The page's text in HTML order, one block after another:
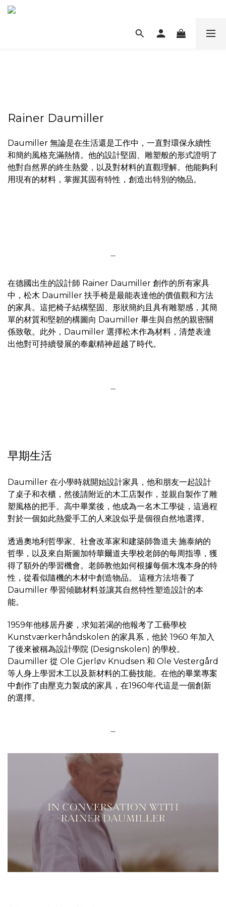
Rainer Daumiller
Daumiller 無論是在生活還是工作中，一直對環保永續性
和簡約風格充滿熱情。他的設計堅固、雕塑般的形式證明了
他對自然界的終生熱愛，以及對材料的直觀理解。他能夠利
用現有的材料，掌握其固有特性，創造出特別的物品。
在德國出生的設計師 Rainer Daumiller 創作的所有家具
中，松木 Daumiller 扶手椅是最能表達他的價值觀和方法
的家具。這把椅子結構堅固、形狀簡約且具有雕塑感，其簡
單的材質和堅韌的構圖向 Daumiller 畢生與自然的親密關
係致敬。此外，Daumiller 選擇松木作為材料，清楚表達
出他對可持續發展的奉獻精神超越了時代。
早期生活
Daumiller 在小學時就開始設計家具，他和朋友一起設計
了桌子和衣櫃，然後請附近的木工店製作，並親自製作了雕
塑風格的把手。高中畢業後，他成為一名木工學徒，這過程
對於一個如此熱愛手工的人來說似乎是個很自然地選擇。
透過奧地利哲學家、社會改革家和建築師魯道夫·施泰納的
哲學，以及來自斯圖加特華爾道夫學校老師的每周指導，獲
得了額外的學習機會。老師教他如何根據每個木塊本身的特
性，從看似隨機的木材中創造物品。 這種方法培養了
Daumiller 學習傾聽材料並讓其自然特性塑造設計的本
能。
1959年他移居丹麥，求知若渴的他報考了工藝學校
Kunstværkerhåndskolen 的家具系，他於 1960 年加入
了後來被稱為設計學院 (Designskolen) 的學校。
Daumiller 從 Ole Gjerløv Knudsen 和 Ole Vestergård
等人身上學習木工以及新材料的工藝技能。在他的畢業專案
中創作了由壓克力製成的家具，在1960年代這是一個創新
的選擇。